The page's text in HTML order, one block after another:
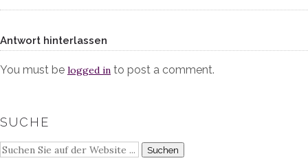
Antwort hinterlassen
You must be logged in to post a comment.
SUCHE